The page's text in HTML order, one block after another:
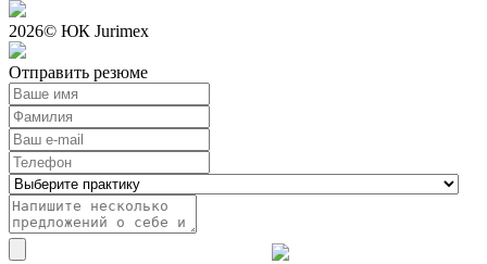
2026© ЮК Jurimex
Отправить резюме